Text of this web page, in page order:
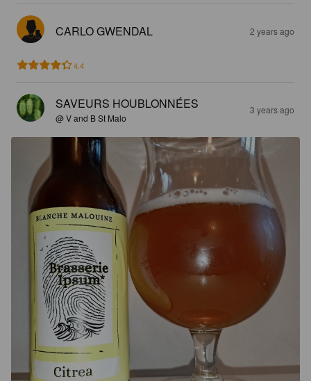
CARLO GWENDAL 2 years ago
4.4
SAVEURS HOUBLONNÉES
@ V and B St Malo
3 years ago